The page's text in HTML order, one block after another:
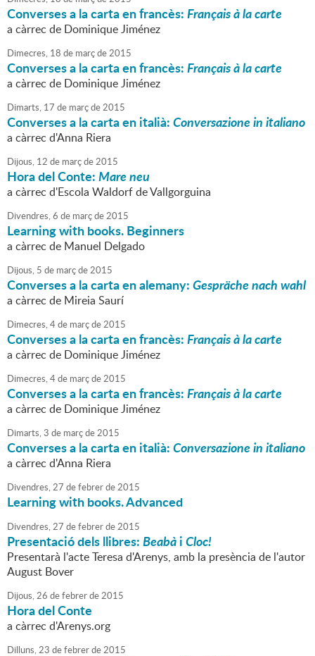
Converses a la carta en francès:Français à la carte
a càrrec de Dominique Jiménez
Dimecres, 18 de marçde2015
Converses a la carta en francès:Français à la carte
a càrrec de Dominique Jiménez
Dimarts, 17 de marçde2015
Converses a la carta en italià:Conversazione in italiano
a càrrec d'Anna Riera
Dijous, 12 de marçde2015
Hora del Conte:Mare neu
a càrrec d'Escola Waldorf de Vallgorguina
Divendres,6 de marçde2015
Learning with books. Beginners
a càrrec de Manuel Delgado
Dijous, 5 de marçde2015
Converses a la carta en alemany:Gespräche nach wahl
a càrrec de Mireia Saurí
Dimecres,4de marçde2015
Converses a la carta en francès:Français à la carte
a càrrec de Dominique Jiménez
Dimecres,4de marçde2015
Converses a la carta en francès:Français à la carte
a càrrec de Dominique Jiménez
Dimarts,3 de marçde2015
Converses a la carta en italià:Conversazione in italiano
a càrrec d'Anna Riera
Divendres,27 defebrerde2015
Learning with books. Advanced
Divendres,27 defebrerde2015
Presentació dels llibres:BeabàiCloc!
Presentarà l'acte Teresa d'Arenys, amb la presència de l'autor
August Bover
Dijous,26 defebrerde2015
Hora del Conte
a càrrec d'Arenys.org
Dilluns,23 defebrerde2015